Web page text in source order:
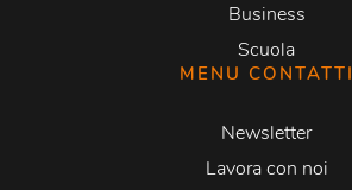
Business
Scuola
MENU CONTATTI
Newsletter
Lavora con noi